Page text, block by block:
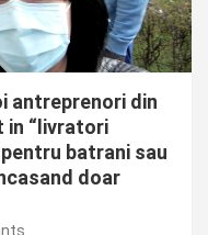
antreprenori din
in “livratori
batrani sau
doar